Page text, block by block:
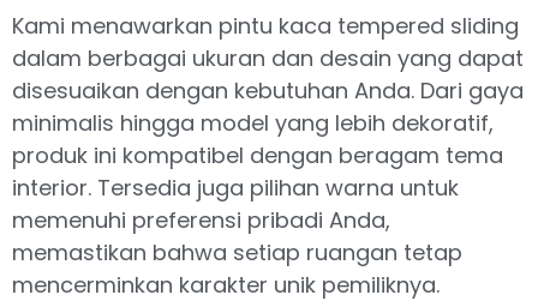
Kami menawarkan pintu kaca tempered sliding
dalam berbagai ukuran dan desain yang dapat
disesuaikan dengan kebutuhan Anda. Dari gaya
minimalis hingga model yang lebih dekoratif,
produk ini kompatibel dengan beragam tema
interior. Tersedia juga pilihan warna untuk
memenuhi preferensi pribadi Anda,
memastikan bahwa setiap ruangan tetap
mencerminkan karakter unik pemiliknya.